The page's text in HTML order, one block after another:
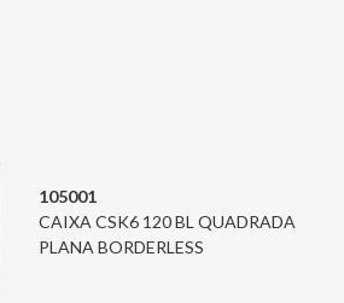
105001
CAIXA CSK6 120 BL QUADRADA
PLANA BORDERLESS